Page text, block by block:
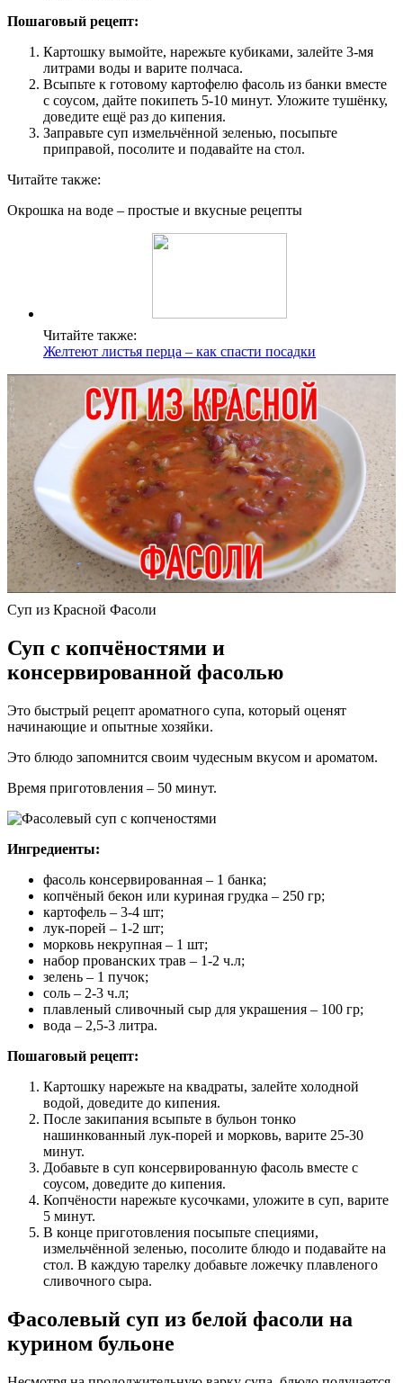
Пошаговый рецепт:
Картошку вымойте, нарежьте кубиками, залейте 3-мя
литрами воды и варите полчаса.
Всыпьте к готовому картофелю фасоль из банки вместе
с соусом, дайте покипеть 5-10 минут. Уложите тушёнку,
доведите ещё раз до кипения.
Заправьте суп измельчённой зеленью, посыпьте
приправой, посолите и подавайте на стол.
Читайте также:
Окрошка на воде – простые и вкусные рецепты
Читайте также:
Желтеют листья перца – как спасти посадки
Суп из Красной Фасоли
Суп с копчёностями и
консервированной фасолью
Это быстрый рецепт ароматного супа, который оценят
начинающие и опытные хозяйки.
Это блюдо запомнится своим чудесным вкусом и ароматом.
Время приготовления – 50 минут.
Ингредиенты:
фасоль консервированная – 1 банка;
копчёный бекон или куриная грудка – 250 гр;
картофель – 3-4 шт;
лук-порей – 1-2 шт;
морковь некрупная – 1 шт;
набор прованских трав – 1-2 ч.л;
зелень – 1 пучок;
соль – 2-3 ч.л;
плавленый сливочный сыр для украшения – 100 гр;
вода – 2,5-3 литра.
Пошаговый рецепт:
Картошку нарежьте на квадраты, залейте холодной
водой, доведите до кипения.
После закипания всыпьте в бульон тонко
нашинкованный лук-порей и морковь, варите 25-30
минут.
Добавьте в суп консервированную фасоль вместе с
соусом, доведите до кипения.
Копчёности нарежьте кусочками, уложите в суп, варите
5 минут.
В конце приготовления посыпьте специями,
измельчённой зеленью, посолите блюдо и подавайте на
стол. В каждую тарелку добавьте ложечку плавленого
сливочного сыра.
Фасолевый суп из белой фасоли на
курином бульоне